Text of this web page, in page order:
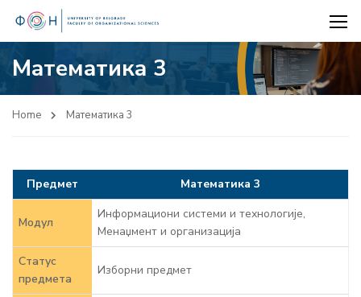
Математика 3
Home Математика 3
Предмет Математика 3
Модул
Информациони системи и технологије,
Менаџмент и организација
Статус
предмета
Изборни предмет